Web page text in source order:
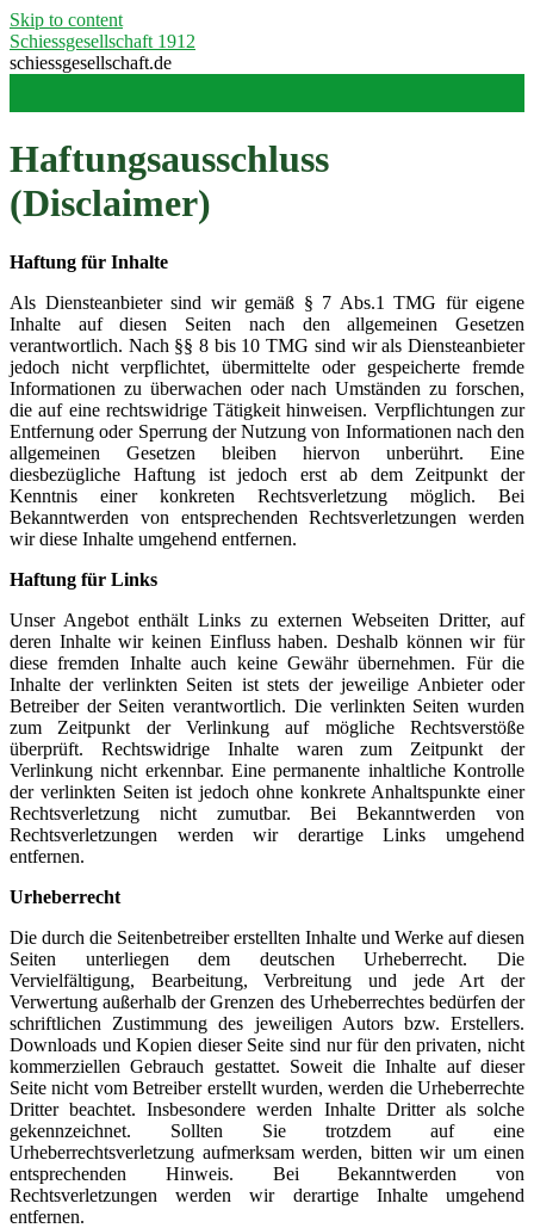
Skip to content
Schiessgesellschaft 1912
schiessgesellschaft.de
Haftungsausschluss
(Disclaimer)
Haftung für Inhalte
Als Diensteanbieter sind wir gemäß § 7 Abs.1 TMG für eigene
Inhalte auf diesen Seiten nach den allgemeinen Gesetzen
verantwortlich. Nach §§ 8 bis 10 TMG sind wir als Diensteanbieter
jedoch nicht verpflichtet, übermittelte oder gespeicherte fremde
Informationen zu überwachen oder nach Umständen zu forschen,
die auf eine rechtswidrige Tätigkeit hinweisen. Verpflichtungen zur
Entfernung oder Sperrung der Nutzung von Informationen nach den
allgemeinen Gesetzen bleiben hiervon unberührt. Eine
diesbezügliche Haftung ist jedoch erst ab dem Zeitpunkt der
Kenntnis einer konkreten Rechtsverletzung möglich. Bei
Bekanntwerden von entsprechenden Rechtsverletzungen werden
wir diese Inhalte umgehend entfernen.
Haftung für Links
Unser Angebot enthält Links zu externen Webseiten Dritter, auf
deren Inhalte wir keinen Einfluss haben. Deshalb können wir für
diese fremden Inhalte auch keine Gewähr übernehmen. Für die
Inhalte der verlinkten Seiten ist stets der jeweilige Anbieter oder
Betreiber der Seiten verantwortlich. Die verlinkten Seiten wurden
zum Zeitpunkt der Verlinkung auf mögliche Rechtsverstöße
überprüft. Rechtswidrige Inhalte waren zum Zeitpunkt der
Verlinkung nicht erkennbar. Eine permanente inhaltliche Kontrolle
der verlinkten Seiten ist jedoch ohne konkrete Anhaltspunkte einer
Rechtsverletzung nicht zumutbar. Bei Bekanntwerden von
Rechtsverletzungen werden wir derartige Links umgehend
entfernen.
Urheberrecht
Die durch die Seitenbetreiber erstellten Inhalte und Werke auf diesen
Seiten unterliegen dem deutschen Urheberrecht. Die
Vervielfältigung, Bearbeitung, Verbreitung und jede Art der
Verwertung außerhalb der Grenzen des Urheberrechtes bedürfen der
schriftlichen Zustimmung des jeweiligen Autors bzw. Erstellers.
Downloads und Kopien dieser Seite sind nur für den privaten, nicht
kommerziellen Gebrauch gestattet. Soweit die Inhalte auf dieser
Seite nicht vom Betreiber erstellt wurden, werden die Urheberrechte
Dritter beachtet. Insbesondere werden Inhalte Dritter als solche
gekennzeichnet. Sollten Sie trotzdem auf eine
Urheberrechtsverletzung aufmerksam werden, bitten wir um einen
entsprechenden Hinweis. Bei Bekanntwerden von
Rechtsverletzungen werden wir derartige Inhalte umgehend
entfernen.